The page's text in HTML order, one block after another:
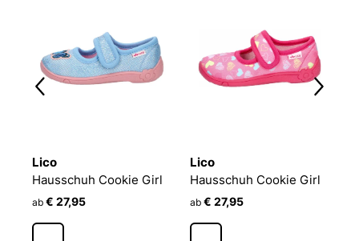
Lico
Hausschuh Cookie Girl
ab € 27,95
Lico
Hausschuh Cookie Girl
ab € 27,95